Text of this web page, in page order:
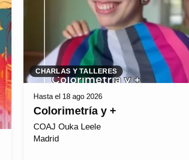
CHARLAS Y TALLERES
Hasta el 18 ago 2026
Colorimetría y +
COAJ Ouka Leele
Madrid